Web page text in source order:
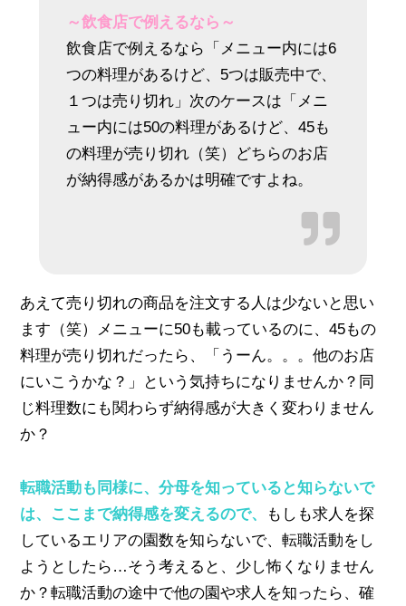
～飲食店で例えるなら～
飲食店で例えるなら「メニュー内には6
つの料理があるけど、5つは販売中で、
１つは売り切れ」次のケースは「メニ
ュー内には50の料理があるけど、45も
の料理が売り切れ（笑）どちらのお店
が納得感があるかは明確ですよね。
あえて売り切れの商品を注文する人は少ないと思い
ます（笑）メニューに50も載っているのに、45もの
料理が売り切れだったら、「うーん。。。他のお店
にいこうかな？」という気持ちになりませんか？同
じ料理数にも関わらず納得感が大きく変わりません
か？
転職活動も同様に、分母を知っていると知らないで
は、ここまで納得感を変えるので、
もしも求人を探
しているエリアの園数を知らないで、転職活動をし
ようとしたら…そう考えると、少し怖くなりません
か？転職活動の途中で他の園や求人を知ったら、確